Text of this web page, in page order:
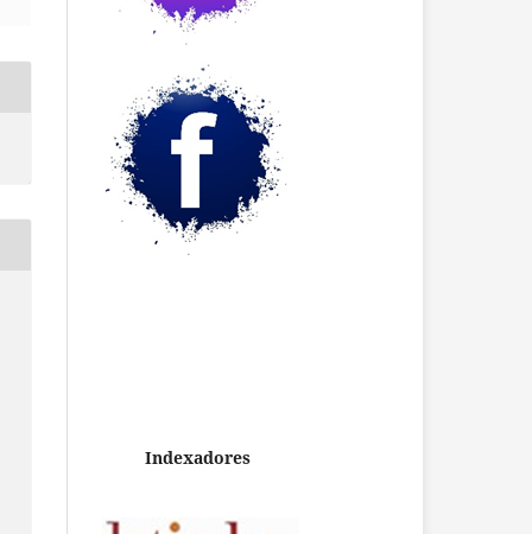
Indexadores